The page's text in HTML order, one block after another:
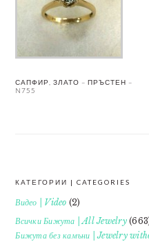
САПФИР, ЗЛАТО – ПРЪСТЕН –
N755
FOOTER
КАТЕГОРИИ | CATEGORIES
Видео | Video (2)
Всички Бижута | All Jewelry
Бижута без камъни | Jewelry